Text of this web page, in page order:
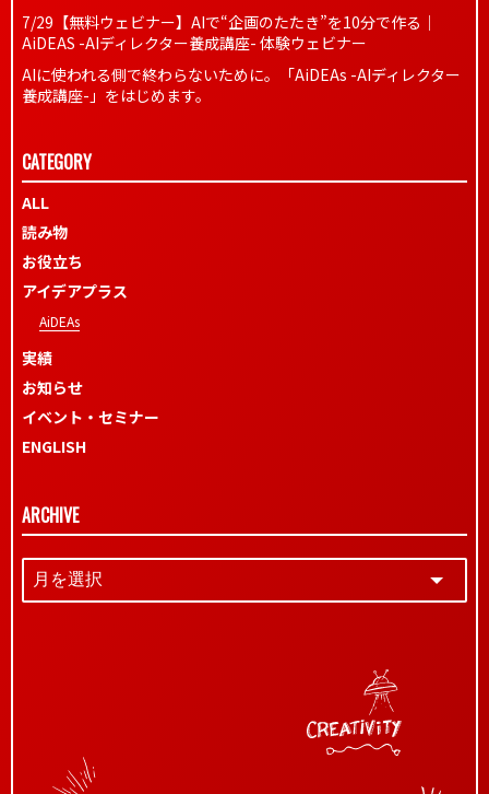
7/29【無料ウェビナー】AIで“企画のたたき”を10分で作る｜
AiDEAS -AIディレクター養成講座- 体験ウェビナー
AIに使われる側で終わらないために。「AiDEAs -AIディレクター
養成講座-」をはじめます。
CATEGORY
ALL
読み物
お役立ち
アイデアプラス
AiDEAs
実績
お知らせ
イベント・セミナー
ENGLISH
ARCHIVE